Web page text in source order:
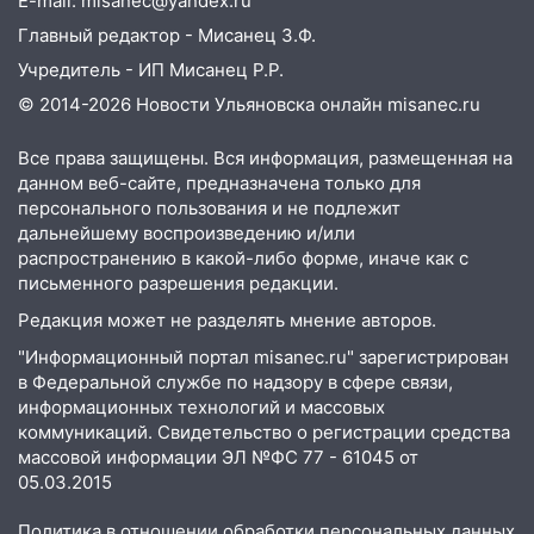
08:30 Поджог со свечой, 16 сгоревших
домов и выстрел за водку
07:50
Какая погоды будет днем 8
августа
06:45 Императорский мост в
Ульяновске останется закрытым до
утра 10 августа
05:18 Судьба готовит сюрприз: гороскоп
на 8 августа — кому повезет с
встреча
04:47 В Ульяновской области объявили
ракетную опасность: звучат сирены
07.08.2026
20:40 Ульяновские аграрии смогут
до декабря
Главный редактор - Мисанец З.Ф.
Учредитель - ИП Мисанец Р.Р.
© 2014-2026 Новости Ульяновска онлайн misanec.ru
Все права защищены. Вся информация, размещенная на
данном веб-сайте, предназначена только для
персонального пользования и не подлежит
дальнейшему воспроизведению и/или
распространению в какой-либо форме, иначе как с
письменного разрешения редакции.
Редакция может не разделять мнение авторов.
"Информационный портал misanec.ru" зарегистрирован
в Федеральной службе по надзору в сфере связи,
информационных технологий и массовых
коммуникаций. Свидетельство о регистрации средства
массовой информации ЭЛ №ФС 77 - 61045 от
05.03.2015